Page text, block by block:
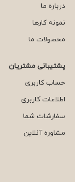
درباره ما
نمونه کارها
محصولات ما
پشتیبانی مشتریان
حساب کاربری
اطلاعات کاربری
سفارشات شما
مشاوره آنلاین